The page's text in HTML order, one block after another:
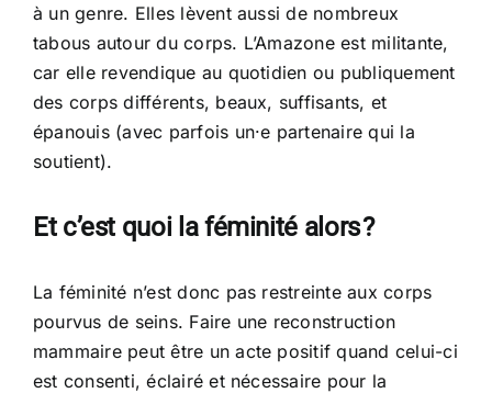
à un genre. Elles lèvent aussi de nombreux
tabous autour du corps. L’Amazone est militante,
car elle revendique au quotidien ou publiquement
des corps différents, beaux, suffisants, et
épanouis (avec parfois un·e partenaire qui la
soutient).
Et c’est quoi la féminité alors ?
La féminité n’est donc pas restreinte aux corps
pourvus de seins. Faire une reconstruction
mammaire peut être un acte positif quand celui-ci
est consenti, éclairé et nécessaire pour la